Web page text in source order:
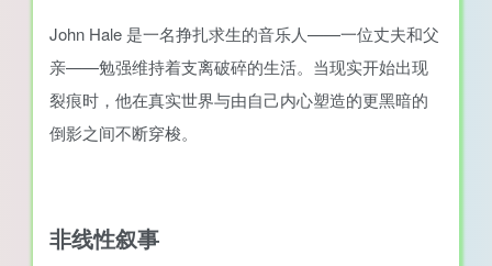
John Hale 是一名挣扎求生的音乐人——一位丈夫和父
亲——勉强维持着支离破碎的生活。当现实开始出现
裂痕时，他在真实世界与由自己内心塑造的更黑暗的
倒影之间不断穿梭。
非线性叙事